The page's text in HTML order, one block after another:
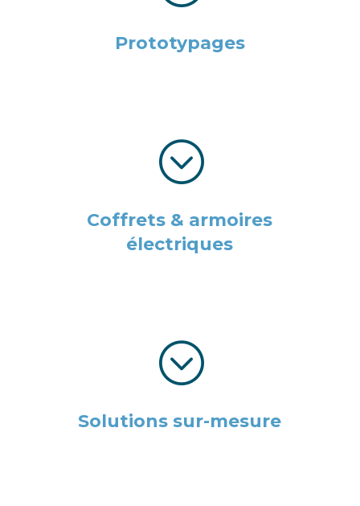
Prototypages
;
Coffrets & armoires
électriques
;
Solutions sur-mesure